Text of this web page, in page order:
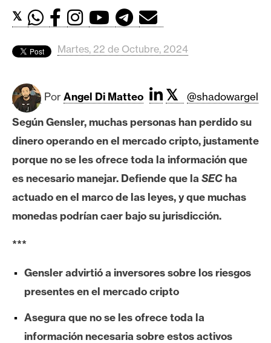
d
s
B
t
c
o
n
e
r
u
m
𝕏
Martes, 22 de Octubre, 2024
Por Angel Di Matteo 𝕏
@shadowargel
Según Gensler, muchas personas han perdido su
dinero operando en el mercado cripto, justamente
porque no se les ofrece toda la información que
es necesario manejar. Defiende que la SECha
actuado en el marco de las leyes, y que muchas
monedas podrían caer bajo su jurisdicción.
***
Gensler advirtió a inversores sobre los riesgos
presentes en el mercado cripto
Asegura que no se les ofrece toda la
información necesaria sobre estos activos